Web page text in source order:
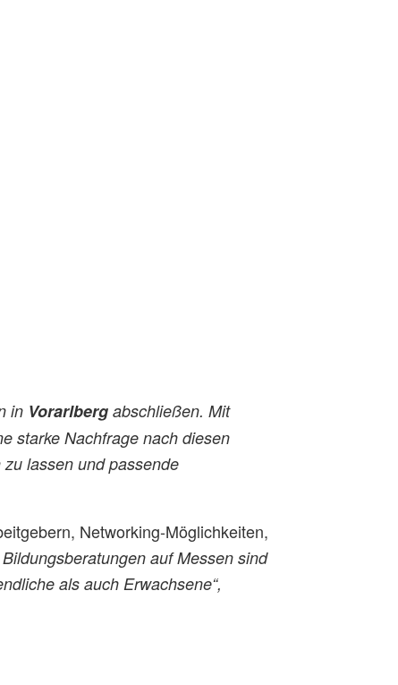
in Vorarlberg abschließen. Mit
starke Nachfrage nach diesen
lassen und passende
Networking-Möglichkeiten,
auf Messen sind
als auch Erwachsene“,